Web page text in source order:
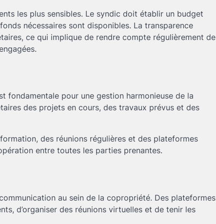
les plus sensibles. Le syndic doit établir un budget
nécessaires sont disponibles. La transparence
ce qui implique de rendre compte régulièrement de
fondamentale pour une gestion harmonieuse de la
des projets en cours, des travaux prévus et des
des réunions régulières et des plateformes
entre toutes les parties prenantes.
au sein de la copropriété. Des plateformes
d’organiser des réunions virtuelles et de tenir les